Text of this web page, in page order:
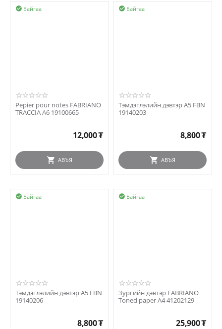
Байгаа

Pepier pour notes FABRIANO
TRACCIA А6 19100665
12,000₮
АВЪЯ
Байгаа

Тэмдэглэлийн дэвтэр A5 FBN
19140203
8,800₮
АВЪЯ
Байгаа

Тэмдэглэлийн дэвтэр A5 FBN
19140206
8,800₮
Байгаа

Зургийн дэвтэр FABRIANO
Toned paper A4 41202129
25,900₮